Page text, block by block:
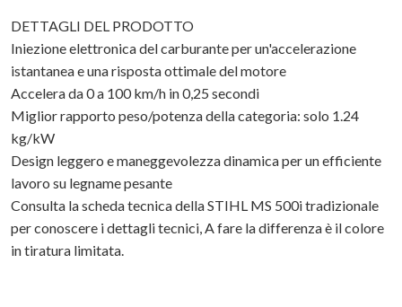
DETTAGLI DEL PRODOTTO
Iniezione elettronica del carburante per un'accelerazione
istantanea e una risposta ottimale del motore
Accelera da 0 a 100 km/h in 0,25 secondi
Miglior rapporto peso/potenza della categoria: solo 1.24
kg/kW
Design leggero e maneggevolezza dinamica per un efficiente
lavoro su legname pesante
Consulta la scheda tecnica della STIHL MS 500i tradizionale
per conoscere i dettagli tecnici, A fare la differenza è il colore
in tiratura limitata.